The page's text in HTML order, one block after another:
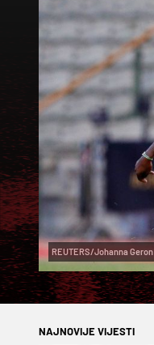
REUTERS/Johanna Geron
NAJNOVIJE VIJESTI